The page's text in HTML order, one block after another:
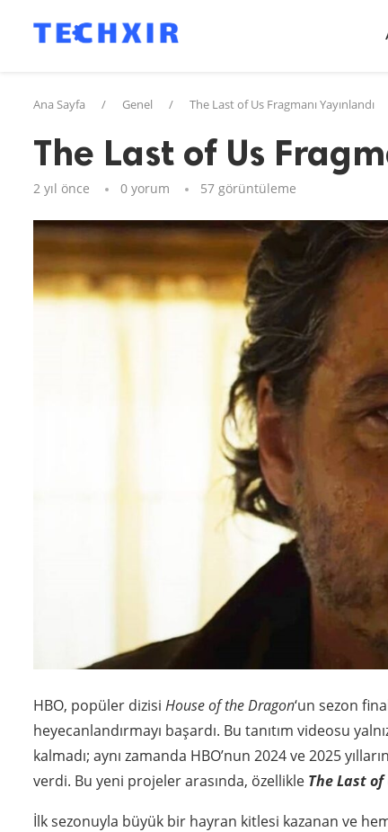
Ana Sayfa / Genel / The Last of Us Fragmanı Yayınlandı
The Last of Us
2 yıl önce 0 yorum 57 görüntüleme
HBO, popüler dizisi House of the Dragon‘un sezon
heyecanlandırmayı başardı. Bu tanıtım videosu
kalmadı; aynı zamanda HBO’nun 2024 ve 2025
verdi. Bu yeni projeler arasında, özellikle The Last of
İlk sezonuyla büyük bir hayran kitlesi kazanan ve